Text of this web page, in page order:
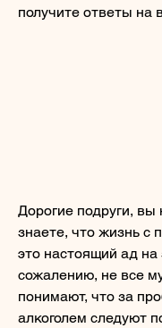
получите ответы на
Дорогие подруги, вы
знаете, что жизнь
это настоящий ад
сожалению, не все
понимают, что за
алкоголем следуют